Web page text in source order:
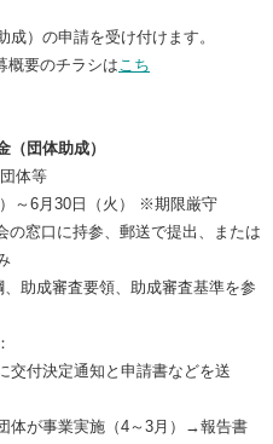
）の申請を受け付けます。
概要のチラシはこち
団体助成）
体等
～6月30日（火） ※期限厳守
の窓口に持参、郵送で提出、または
助成審査要領、助成審査基準を参
付決定通知と申請書などを送
が事業実施（4～3月）→報告書